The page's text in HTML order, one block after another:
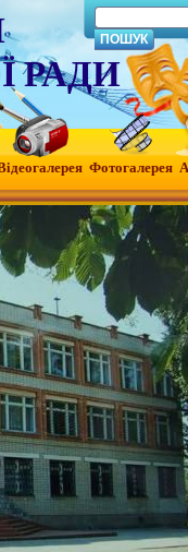
РАДИ
Фотогалерея